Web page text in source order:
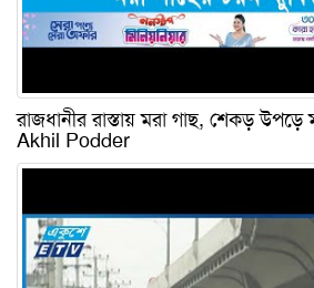
রাজধানীর রাস্তায় মরা গাছ, শেকড়
Akhil Podder